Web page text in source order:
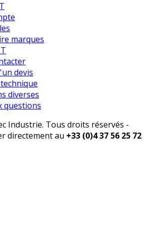
marques
devis
diverses
questions
Industrie. Tous droits réservés -
directement au +33 (0)4 37 56 25 72